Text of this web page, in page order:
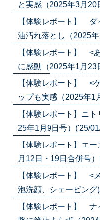
と実感（2025年3月20
【体験レポート】 ダ
油汚れ落とし（2025
【体験レポート】 <
に感動（2025年1月23
【体験レポート】 <
ップも実感（2025年1
【体験レポート】ニ
25年1月9日号）('25/
【体験レポート】エ
月12日・19日合併号
【体験レポート】 <
泡洗顔、シェービン
【体験レポート】 ナ